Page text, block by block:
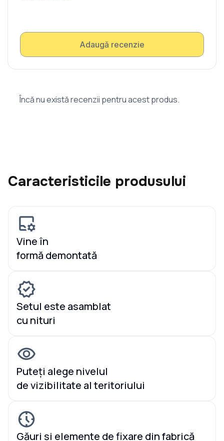
Adaugă recenzie
Încă nu există recenzii pentru acest produs.
Caracteristicile produsului
Vine în
formă demontată
Setul este asamblat
cu nituri
Puteți alege nivelul
de vizibilitate al teritoriului
Găuri și elemente de fixare din fabrică